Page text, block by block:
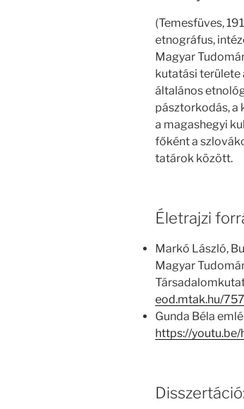
(Temesfüves,
etnográfus,
Magyar
kutatási területe
általános
pásztorkodás, a
a magashegyi
főként a
tatárok között.
Életrajzi
Markó László,
Magyar
eod.mtak.hu/
Gunda Béla
https://
Disszertáció: